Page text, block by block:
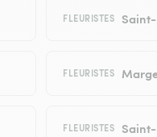
FLEURISTES
FLEURISTES
FLEURISTES